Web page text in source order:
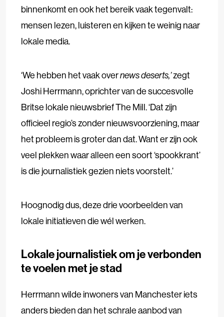
binnenkomt en ook het bereik vaak tegenvalt:
mensen lezen, luisteren en kijken te weinig naar
lokale media.
‘We hebben het vaak overnews deserts,’zegt
Joshi Herrmann, oprichter van de succesvolle
Britse lokale nieuwsbrief The Mill. ‘Dat zijn
officieel regio’s zonder nieuwsvoorziening, maar
het probleem is groter dan dat. Want er zijn ook
veel plekken waar alleen een soort ‘spookkrant’
is die journalistiek gezien niets voorstelt.’
Hoognodig dus, deze drie voorbeelden van
lokale initiatieven die wél werken.
Lokale journalistiek om je verbonden
te voelen met je stad
Herrmann wilde inwoners van Manchester iets
anders bieden dan het schrale aanbod van